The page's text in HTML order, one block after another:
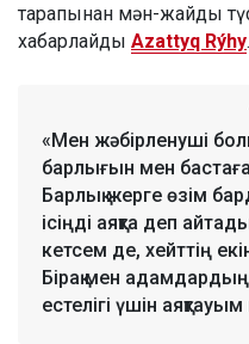
тарапынан мән-жайды
хабарлайды Azattyq Rýhy.
«Мен жәбірленуші
барлығын мен
Барлық жерге өзім
ісіңді аяқта деп
кетсем де, хейттің
Бірақ мен
естелігі үшін